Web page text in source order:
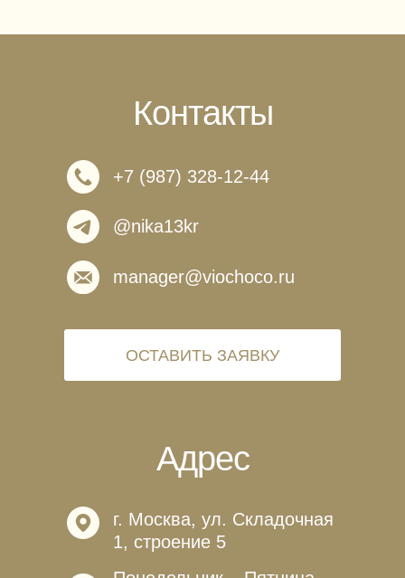
Контакты
Адрес
+7 (987) 328-12-44
@nika13kr
manager@viochoco.ru
ОСТАВИТЬ ЗАЯВКУ
г. Москва, ул. Складочная
1, строение 5